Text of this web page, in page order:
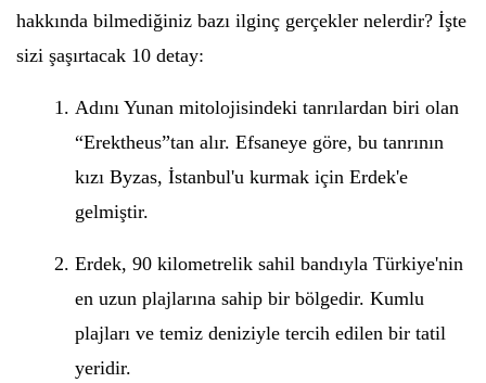
hakkında bilmediğiniz bazı ilginç gerçekler nelerdir? İşte
sizi şaşırtacak 10 detay:
Adını Yunan mitolojisindeki tanrılardan biri olan
“Erektheus”tan alır. Efsaneye göre, bu tanrının
kızı Byzas, İstanbul'u kurmak için Erdek'e
gelmiştir.
Erdek, 90 kilometrelik sahil bandıyla Türkiye'nin
en uzun plajlarına sahip bir bölgedir. Kumlu
plajları ve temiz deniziyle tercih edilen bir tatil
yeridir.